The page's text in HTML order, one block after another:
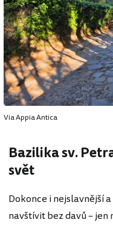
Via Appia Antica
Bazilika sv.
svět
Dokonce i nejslavnější
navštívit bez davů –